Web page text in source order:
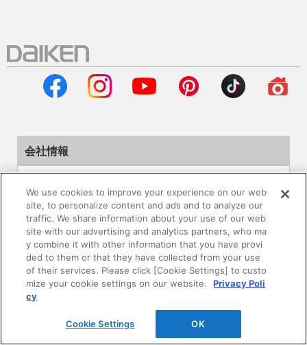
会社情報
サステナビリティ
採用情報
ニュースリリース
We use cookies to improve your experience on our web
site, to personalize content and ads and to analyze our
traffic. We share information about your use of our web
site with our advertising and analytics partners, who ma
y combine it with other information that you have provi
ded to them or that they have collected from your use
of their services. Please click [Cookie Settings] to custo
mize your cookie settings on our website.
Privacy Poli
cy
Cookie Settings OK